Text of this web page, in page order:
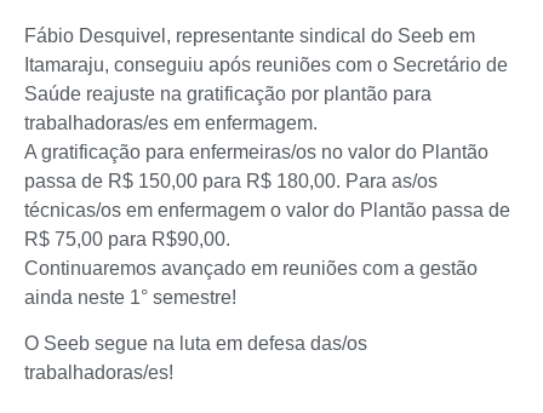
Fábio Desquivel, representante sindical do Seeb em
Itamaraju, conseguiu após reuniões com o Secretário de
Saúde reajuste na gratificação por plantão para
trabalhadoras/es em enfermagem.
A gratificação para enfermeiras/os no valor do Plantão
passa de R$ 150,00 para R$ 180,00. Para as/os
técnicas/os em enfermagem o valor do Plantão passa de
R$ 75,00 para R$90,00.
Continuaremos avançado em reuniões com a gestão
ainda neste 1° semestre!
O Seeb segue na luta em defesa das/os
trabalhadoras/es!